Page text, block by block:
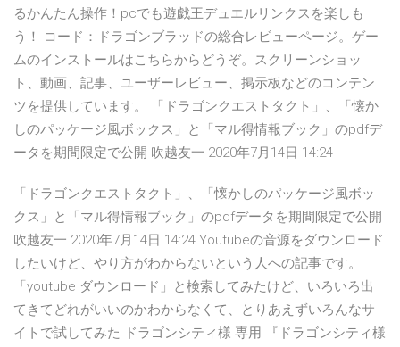
るかんたん操作！pcでも遊戯王デュエルリンクスを楽しも
う！ コード：ドラゴンブラッドの総合レビューページ。ゲー
ムのインストールはこちらからどうぞ。スクリーンショッ
ト、動画、記事、ユーザーレビュー、掲示板などのコンテン
ツを提供しています。 「ドラゴンクエストタクト」、「懐か
しのパッケージ風ボックス」と「マル得情報ブック」のpdfデ
ータを期間限定で公開 吹越友一 2020年7月14日 14:24
「ドラゴンクエストタクト」、「懐かしのパッケージ風ボッ
クス」と「マル得情報ブック」のpdfデータを期間限定で公開
吹越友一 2020年7月14日 14:24 Youtubeの音源をダウンロード
したいけど、やり方がわからないという人への記事です。
「youtube ダウンロード」と検索してみたけど、いろいろ出
てきてどれがいいのかわからなくて、とりあえずいろんなサ
イトで試してみた ドラゴンシティ様 専用 『ドラゴンシティ様